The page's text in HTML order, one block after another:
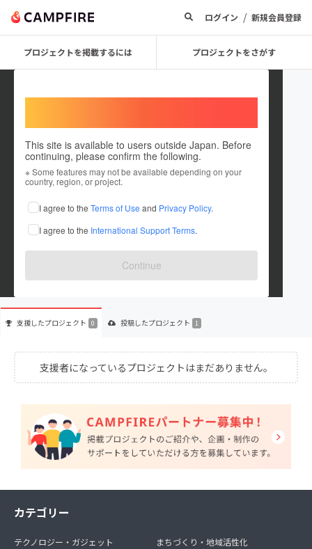
ログイン / 新規会員登録
プロジェクトを掲載するには プロジェクトをさがす
This site is available to users outside Japan. Before
continuing, please confirm the following.
※ Some features may not be available depending on your
country, region, or project.
I agree to the Terms of Use and Privacy Policy.
I agree to the International Support Terms.
Continue
aomoribudougu
これまでに1件のプロジェクトを投稿しています
在住国：日本 現在地：青森県
出身国：日本 出身地：青森県
支援したプロジェクト 0 投稿したプロジェクト 1
支援者になっているプロジェクトはまだありません。
カテゴリー
テクノロジー・ガジェット
まちづくり・地域活性化